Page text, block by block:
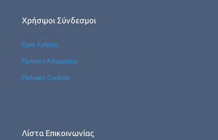
Χρήσιμοι Σύνδεσμοι
Όροι Χρήσης
Πολιτική Απορρήτου
Πολιτική Cookies
Λίστα Επικοινωνίας